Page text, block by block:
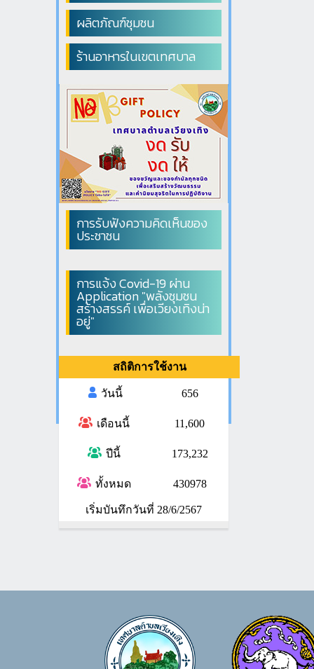
ผลิตภัณฑ์ชุมชน
ร้านอาหารในเขตเทศบาล
การรับฟังความคิดเห็นของ
ประชาชน
การแจ้ง Covid-19 ผ่าน
Application "พลังชุมชน
สร้างสรรค์ เพื่อเวียงเทิงน่า
อยู่"
สถิติการใช้งาน
วันนี้ 656
เดือนนี้ 11,600
ปีนี้ 173,232
ทั้งหมด 430978
เริ่มบันทึกวันที่ 28/6/2567